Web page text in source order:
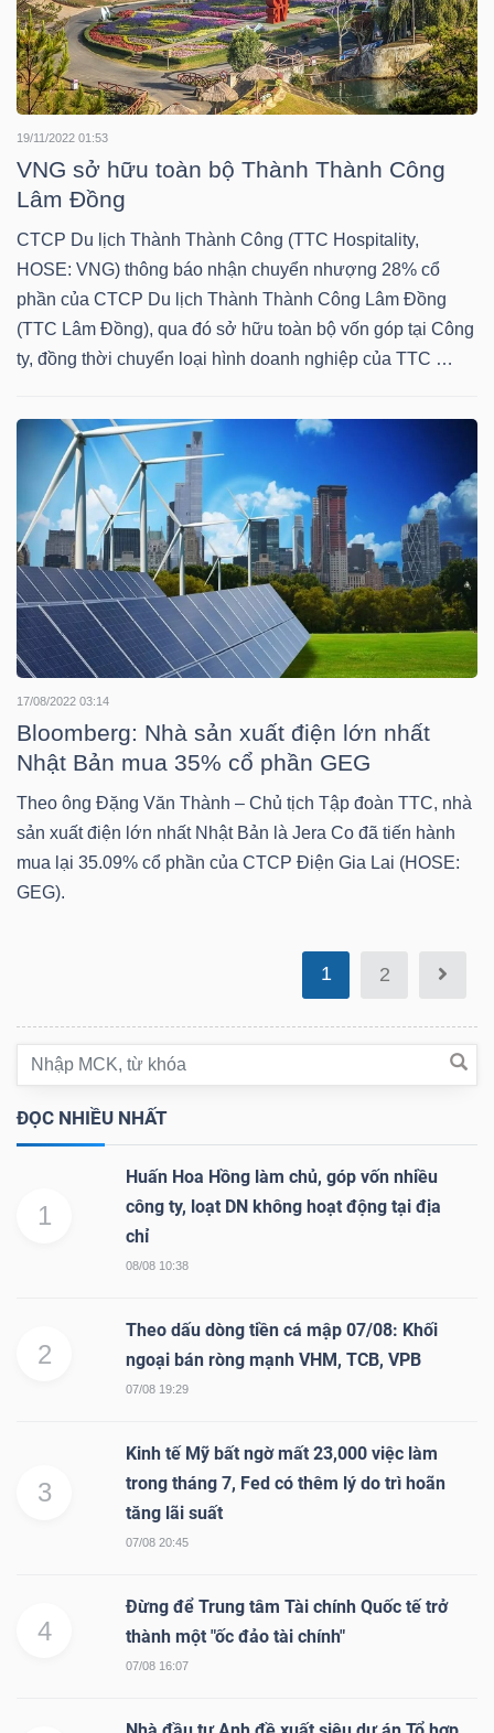
19/11/2022 01:53
VNG sở hữu toàn bộ Thành Thành Công
Lâm Đồng
CTCP Du lịch Thành Thành Công (TTC Hospitality,
HOSE: VNG) thông báo nhận chuyển nhượng 28% cổ
phần của CTCP Du lịch Thành Thành Công Lâm Đồng
(TTC Lâm Đồng), qua đó sở hữu toàn bộ vốn góp tại Công
ty, đồng thời chuyển loại hình doanh nghiệp của TTC …
17/08/2022 03:14
Bloomberg: Nhà sản xuất điện lớn nhất
Nhật Bản mua 35% cổ phần GEG
Theo ông Đặng Văn Thành – Chủ tịch Tập đoàn TTC, nhà
sản xuất điện lớn nhất Nhật Bản là Jera Co đã tiến hành
mua lại 35.09% cổ phần của CTCP Điện Gia Lai (HOSE:
GEG).
1 2
ĐỌC NHIỀU NHẤT
1
Huấn Hoa Hồng làm chủ, góp vốn nhiều
công ty, loạt DN không hoạt động tại địa
chỉ
08/08 10:38
2
Theo dấu dòng tiền cá mập 07/08: Khối
ngoại bán ròng mạnh VHM, TCB, VPB
07/08 19:29
3
Kinh tế Mỹ bất ngờ mất 23,000 việc làm
trong tháng 7, Fed có thêm lý do trì hoãn
tăng lãi suất
07/08 20:45
4
Đừng để Trung tâm Tài chính Quốc tế trở
thành một "ốc đảo tài chính"
07/08 16:07
BẤT
ĐỘNG
SẢN
Mã
chứng
khoán
(-)
Cổ phiếu Chỉ số Chứng chỉ quỹ
Lãnh
Tất cả Người nội bộ
Tin
tức
(-)
Bài
viết
tác
giả
(-)
cáo
Thuật
(-)
Dịch
Đào